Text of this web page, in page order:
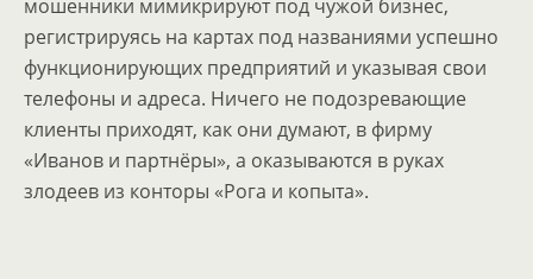
мошенники мимикрируют под чужой бизнес,
регистрируясь на картах под названиями успешно
функционирующих предприятий и указывая свои
телефоны и адреса. Ничего не подозревающие
клиенты приходят, как они думают, в фирму
«Иванов и партнёры», а оказываются в руках
злодеев из конторы «Рога и копыта».